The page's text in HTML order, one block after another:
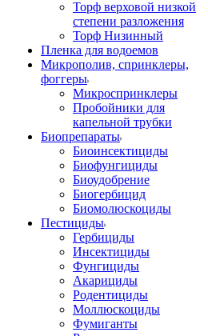
Торф верховой низкой
степени разложения
Торф Низинный
Пленка для водоемов
Микрополив, спринклеры,
фоггеры
Микроспринклеры
Пробойники для
капельной трубки
Биопрепараты
Биоинсектициды
Биофунгициды
Биоудобрение
Биогербицид
Биомолюскоциды
Пестициды
Гербициды
Инсектициды
Фунгициды
Акарициды
Родентициды
Моллюскоциды
Фумиганты